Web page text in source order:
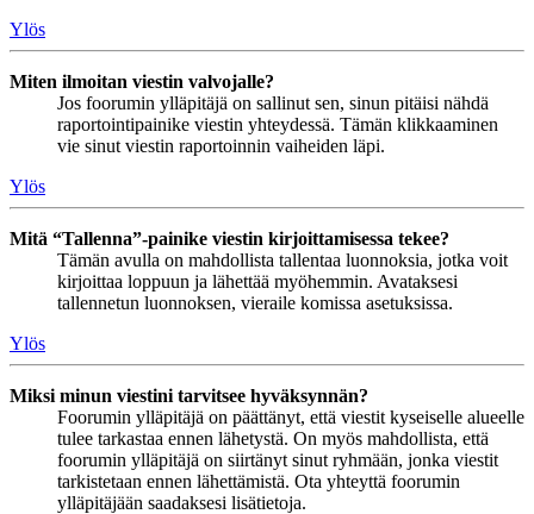
Ylös
Miten ilmoitan viestin valvojalle?
Jos foorumin ylläpitäjä on sallinut sen, sinun pitäisi nähdä
raportointipainike viestin yhteydessä. Tämän klikkaaminen
vie sinut viestin raportoinnin vaiheiden läpi.
Ylös
Mitä “Tallenna”-painike viestin kirjoittamisessa tekee?
Tämän avulla on mahdollista tallentaa luonnoksia, jotka voit
kirjoittaa loppuun ja lähettää myöhemmin. Avataksesi
tallennetun luonnoksen, vieraile komissa asetuksissa.
Ylös
Miksi minun viestini tarvitsee hyväksynnän?
Foorumin ylläpitäjä on päättänyt, että viestit kyseiselle alueelle
tulee tarkastaa ennen lähetystä. On myös mahdollista, että
foorumin ylläpitäjä on siirtänyt sinut ryhmään, jonka viestit
tarkistetaan ennen lähettämistä. Ota yhteyttä foorumin
ylläpitäjään saadaksesi lisätietoja.